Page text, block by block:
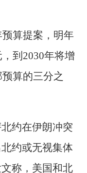
算提案，明年
到2030年将增
算的三分之
约在伊朗冲突
约或无视集体
称，美国和北